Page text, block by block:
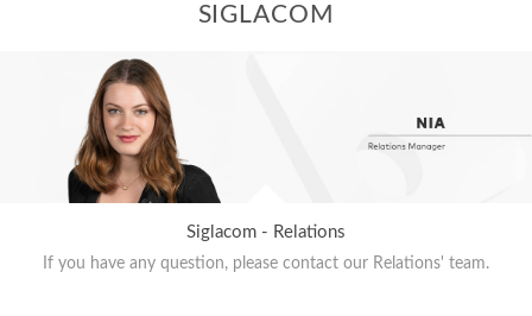
SIGLACOM
Siglacom - Relations
If you have any question, please contact our Relations' team.